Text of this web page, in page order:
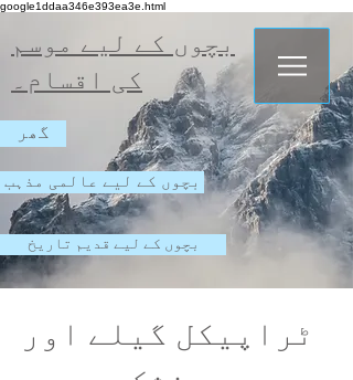
google1ddaa346e393ea3e.html
گھر
بچوں کے لیے قدیم تاریخ
بچوں کے لیے عالمی مذہب
بچوں کے لیے موسم
کی اقسام۔
ٹراپیکل گیلے اور